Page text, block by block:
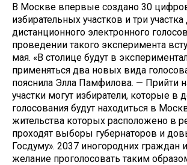
В Москве впервые создано 30
избирательных участков и три участка
дистанционного электронного
проведении такого эксперимента
мая. «В столице будут в
применяться два новых вида
пояснила Элла Памфилова. — Прийти
участки могут избиратели, которые в
голосования будут находиться в
жительства которых расположено в
проходят выборы губернаторов и
Госдуму». 2037 иногородних граждан
желание проголосовать таким